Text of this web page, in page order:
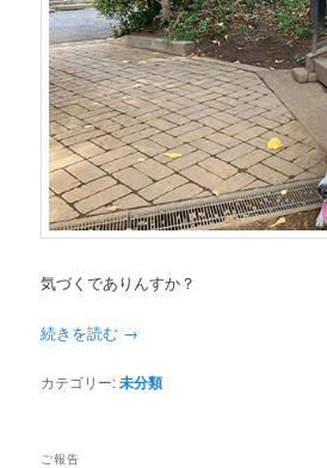
気づくでありんすか？
続きを読む →
カテゴリー:未分類
ご報告